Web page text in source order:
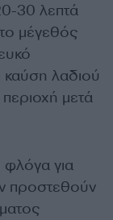
30 λεπτά
μέγεθός
λαδιού
μετά
φλόγα για
προστεθούν